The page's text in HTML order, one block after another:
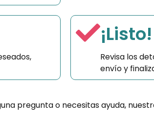
Revisa los
envío y
pregunta o necesitas ayuda,